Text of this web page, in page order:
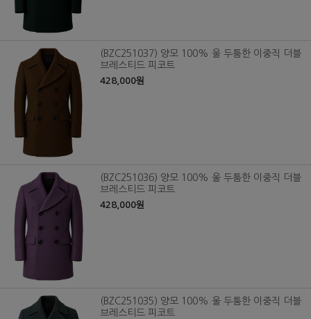
(BZC251037) 양모 100% 울 두툼한 이중직 더블
브레스티드 피코트
428,000원
(BZC251036) 양모 100% 울 두툼한 이중직 더블
브레스티드 피코트
428,000원
(BZC251035) 양모 100% 울 두툼한 이중직 더블
브레스티드 피코트